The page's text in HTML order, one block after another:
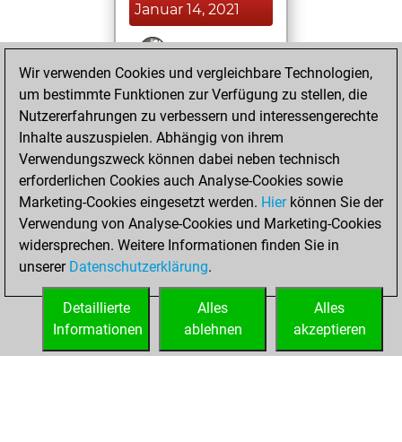
Januar 14, 2021
You won
against Fritz
Fritz
You achieved a
BeautyScore of 5
You achieved a
new Elo of 1617
Samstag, Januar
9, 2021
You created
your Fritz account
Wir verwenden Cookies und vergleichbare Technologien,
um bestimmte Funktionen zur Verfügung zu stellen, die
Nutzererfahrungen zu verbessern und interessengerechte
Inhalte auszuspielen. Abhängig von ihrem
Verwendungszweck können dabei neben technisch
erforderlichen Cookies auch Analyse-Cookies sowie
Marketing-Cookies eingesetzt werden. Hierkönnen Sie der
Verwendung von Analyse-Cookies und Marketing-Cookies
widersprechen. Weitere Informationen finden Sie in
unserer Datenschutzerklärung.
Alles
akzeptieren
Alles
ablehnen
Detaillierte
Informationen